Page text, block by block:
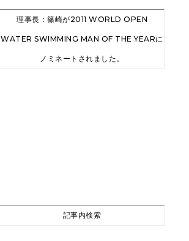
理事長：篠崎が2011 WORLD OPEN
WATER SWIMMING MAN OF THE YEARに
ノミネートされました。
記事内検索